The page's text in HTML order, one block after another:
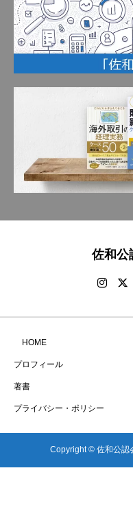
佐和公
HOME
プロフィール
著書
プライバシー・ポリシー
Copyright © 佐和公認